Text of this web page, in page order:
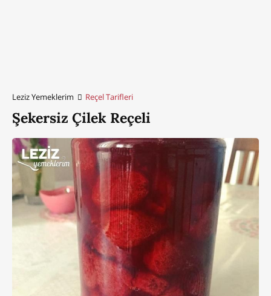
Leziz Yemeklerim Reçel Tarifleri
Şekersiz Çilek Reçeli